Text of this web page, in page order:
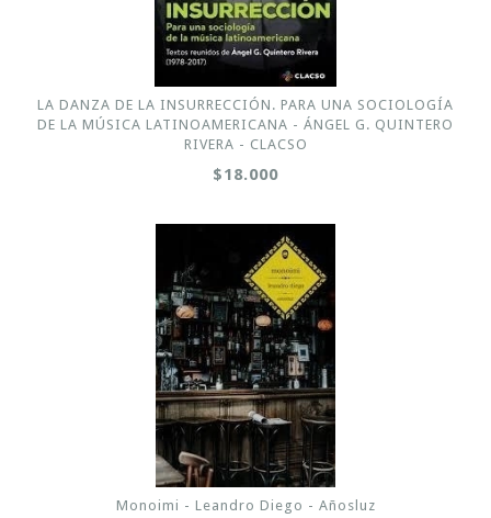
LA DANZA DE LA INSURRECCIÓN. PARA UNA SOCIOLOGÍA
DE LA MÚSICA LATINOAMERICANA - ÁNGEL G. QUINTERO
RIVERA - CLACSO
$18.000
Monoimi - Leandro Diego - Añosluz